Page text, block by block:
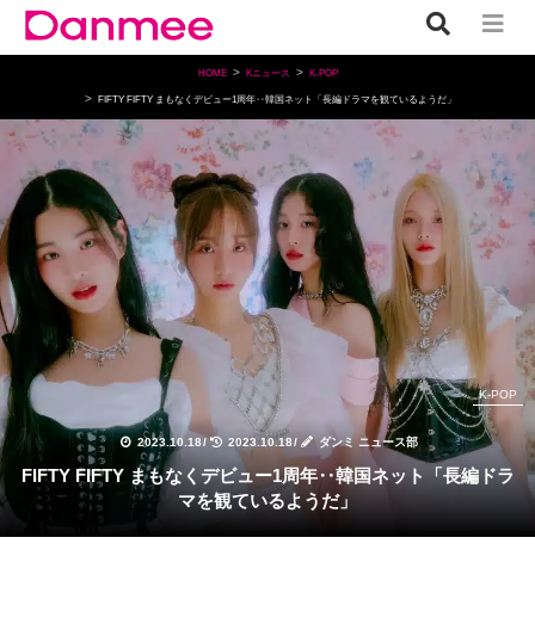
HOME Kニュース K-POP
FIFTY FIFTY まもなくデビュー1周年‥韓国ネット「長編ドラマを観ているようだ」
2023.10.18/ 2023.10.18/ ダンミ ニュース部
K-POP
FIFTY FIFTY まもなくデビュー1周年‥韓国ネット「長編ドラ
マを観ているようだ」